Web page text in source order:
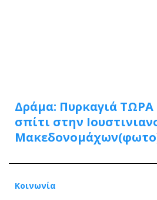
Δράμα: Πυρκαγιά ΤΩΡΑ
σπίτι στην
Κοινωνία